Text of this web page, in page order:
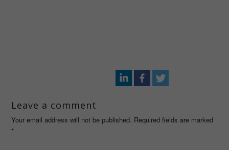
Leave a comment
Your email address will not be published. Required fields are marked
*